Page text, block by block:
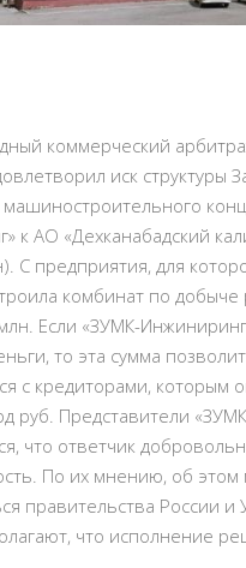
коммерческий
иск структуры
машиностроительного
к АО «Дехканабадский
С предприятия, для
комбинат по добыче
Если «ЗУМК-
то эта сумма
с кредиторами, которым
руб. Представители
что ответчик
По их мнению, об этом
правительства России и
что исполнение